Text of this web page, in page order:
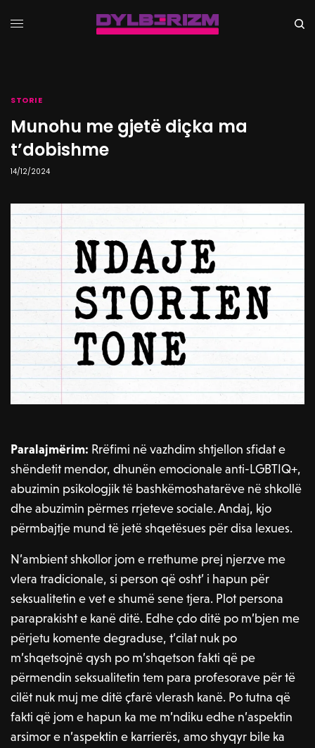
STORIE
Munohu me gjetë diçka ma
t’dobishme
14/12/2024
Paralajmërim: Rrëfimi në vazhdim shtjellon sfidat e
shëndetit mendor, dhunën emocionale anti-LGBTIQ+,
abuzimin psikologjik të bashkëmoshatarëve në shkollë
dhe abuzimin përmes rrjeteve sociale. Andaj, kjo
përmbajtje mund të jetë shqetësues për disa lexues.
N’ambient shkollor jom e rrethume prej njerzve me
vlera tradicionale, si person që osht’ i hapun për
seksualitetin e vet e shumë sene tjera. Plot persona
paraprakisht e kanë ditë. Edhe çdo ditë po m’bjen me
përjetu komente degraduse, t’cilat nuk po
m’shqetsojnë qysh po m’shqetson fakti që pe
përmendin seksualitetin tem para profesorave për të
cilët nuk muj me ditë çfarë vlerash kanë. Po tutna që
fakti që jom e hapun ka me m’ndiku edhe n’aspektin
arsimor e n’aspektin e karrierës, amo shyqyr bile ka